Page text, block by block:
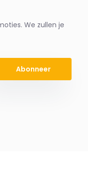
We zullen je
Abonneer